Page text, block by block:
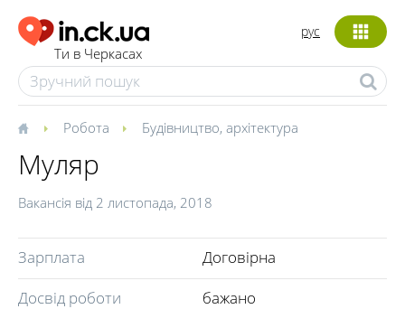
Ти в Черкасах
рус
Робота Будівництво, архітектура
Муляр
Вакансія від 2 листопада, 2018
Зарплата
Договірна
Досвід роботи
бажано